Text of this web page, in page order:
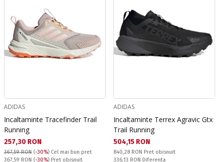
ADIDAS
Incaltaminte Tracefinder Trail
Running
Текуща цена:
257,30 RON
367,59 RON (-30%) Cel mai bun pret
Pret obisnuit:
367,59 RON (-30%) Pret obisnuit
ADIDAS
Incaltaminte Terrex Agravic Gtx
Trail Running
Текуща цена:
504,15 RON
Pret obisnuit:
840,28 RON Pret obisnuit
Спестявате:
336,13 RON Diferenta